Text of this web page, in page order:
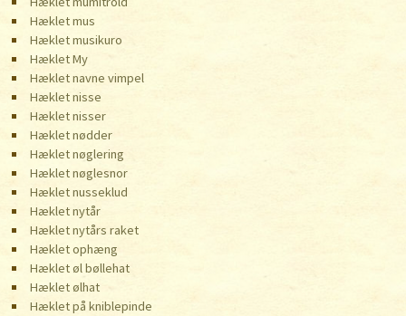
Hæklet mus
Hæklet musikuro
Hæklet My
Hæklet navne vimpel
Hæklet nisse
Hæklet nisser
Hæklet nødder
Hæklet nøglering
Hæklet nøglesnor
Hæklet nusseklud
Hæklet nytår
Hæklet nytårs raket
Hæklet ophæng
Hæklet øl bøllehat
Hæklet ølhat
Hæklet på kniblepinde